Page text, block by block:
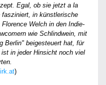
Egal, ob sie jetzt a la
in künstlerische
Welch in den Indie-
wie Schlindwein, mit
Berlin" beigesteuert hat, für
in jeder Hinsicht noch viel
)